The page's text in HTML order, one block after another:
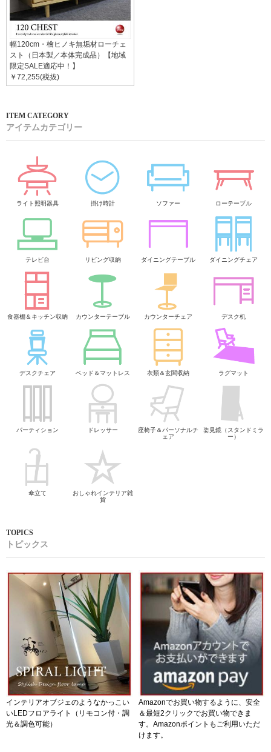
幅120cm・檜ヒノキ無垢材ローチェ
スト（日本製／本体完成品）【地域
限定SALE適応中！】
￥72,255(税抜)
アイテムカテゴリー
ライト照明器具 掛け時計 ソファー ローテーブル
テレビ台 リビング収納 ダイニングテーブル ダイニングチェア
食器棚＆キッチン収納 カウンターテーブル カウンターチェア デスク机
デスクチェア ベッド＆マットレス 衣類＆玄関収納 ラグマット
パーティション ドレッサー
座椅子＆パーソナルチ
ェア
姿見鏡（スタンドミラ
ー）
傘立て
おしゃれインテリア雑
貨
トピックス
インテリアオブジェのようなかっこい
いLEDフロアライト（リモコン付・調
光＆調色可能）
Amazonでお買い物するように、安全
＆最短2クリックでお買い物できま
す。Amazonポイントもご利用いただ
けます。